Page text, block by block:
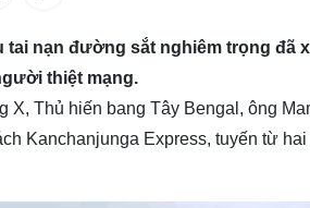
tai nạn đường sắt nghiêm trọng đã
thiệt mạng.
X, Thủ hiến bang Tây Bengal, ông
Kanchanjunga Express, tuyến từ